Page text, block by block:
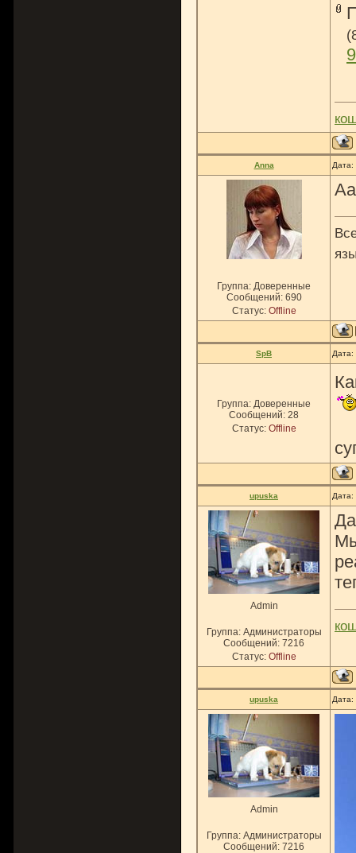
Anna Дата:
Группа: Доверенные
Сообщений: 690
Статус: Offline
SpB Дата:
Группа: Доверенные
Сообщений: 28
Статус: Offline
upuska Дата:
Admin
Группа: Администраторы
Сообщений: 7216
Статус: Offline
upuska
Admin
Группа: Администраторы
Сообщений: 7216